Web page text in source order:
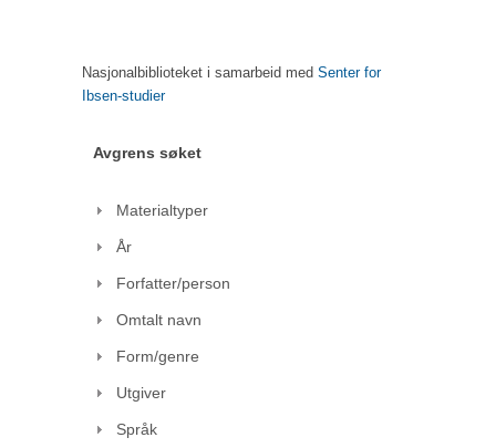
Nasjonalbiblioteket i samarbeid med Senter for
Ibsen-studier
Avgrens søket
Materialtyper
År
Forfatter/person
Omtalt navn
Form/genre
Utgiver
Språk